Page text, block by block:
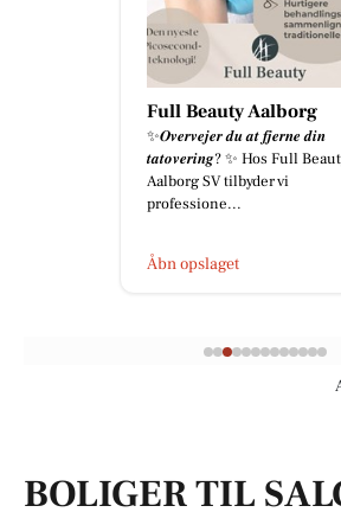
Full Beauty Aalborg
✨𝑶𝒗𝒆𝒓𝒗𝒆𝒋𝒆𝒓 𝒅𝒖 𝒂𝒕 𝒇𝒋𝒆𝒓𝒏𝒆 𝒅𝒊𝒏
𝒕𝒂𝒕𝒐𝒗𝒆𝒓𝒊𝒏𝒈? ✨ Hos Full
Aalborg SV tilbyder vi
professione...
Åbn opslaget
BOLIGER TIL